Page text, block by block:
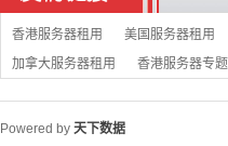
香港服务器租用 美国服务器租用
加拿大服务器租用
香港服务器专题
Powered by 天下数据